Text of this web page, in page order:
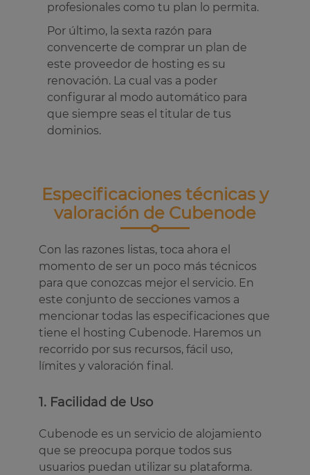
profesionales como tu plan lo permita.
Por último, la sexta razón para
convencerte de comprar un plan de
este proveedor de hosting es su
renovación. La cual vas a poder
configurar al modo automático para
que siempre seas el titular de tus
dominios.
Especificaciones técnicas y
valoración de Cubenode
Con las razones listas, toca ahora el
momento de ser un poco más técnicos
para que conozcas mejor el servicio. En
este conjunto de secciones vamos a
mencionar todas las especificaciones que
tiene el hosting Cubenode. Haremos un
recorrido por sus recursos, fácil uso,
límites y valoración final.
1. Facilidad de Uso
Cubenode es un servicio de alojamiento
que se preocupa porque todos sus
usuarios puedan utilizar su plataforma.